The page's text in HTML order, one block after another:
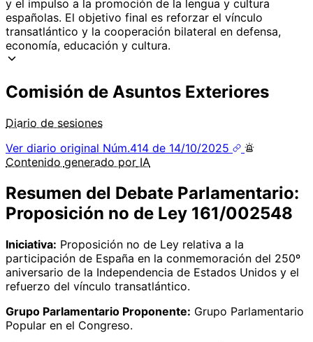
y el impulso a la promoción de la lengua y cultura
españolas. El objetivo final es reforzar el vínculo
transatlántico y la cooperación bilateral en defensa,
economía, educación y cultura.
Comisión de Asuntos Exteriores
Diario de sesiones
Ver diario original Núm.414 de 14/10/2025
Contenido generado por IA
Resumen del Debate Parlamentario:
Proposición no de Ley 161/002548
Iniciativa: Proposición no de Ley relativa a la
participación de España en la conmemoración del 250º
aniversario de la Independencia de Estados Unidos y el
refuerzo del vínculo transatlántico.
Grupo Parlamentario Proponente: Grupo Parlamentario
Popular en el Congreso.